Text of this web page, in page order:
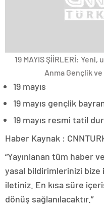
19 MAYIS ŞİİRLERİ: Yeni,
Anma Gençlik
19 mayıs
19 mayıs gençlik
19 mayıs resmi tatil
Haber Kaynak :
“Yayınlanan tüm haber
yasal bildirimlerinizi bize
iletiniz. En kısa süre
dönüş sağlanılacaktır.”